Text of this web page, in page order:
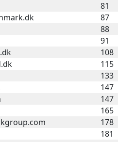
81
87
88
91
108
115
133
147
147
165
178
181